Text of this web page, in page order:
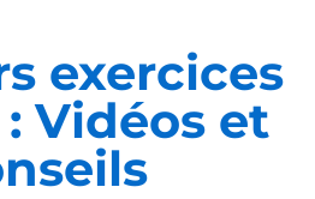
exercices
Vidéos et